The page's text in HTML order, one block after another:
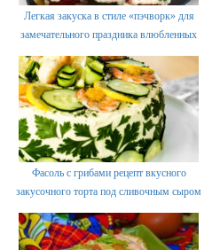
Легкая закуска в стиле «пэчворк» для
замечательного праздника влюбленных
Фасоль с грибами рецепт вкусного
закусочного торта под сливочным сыром